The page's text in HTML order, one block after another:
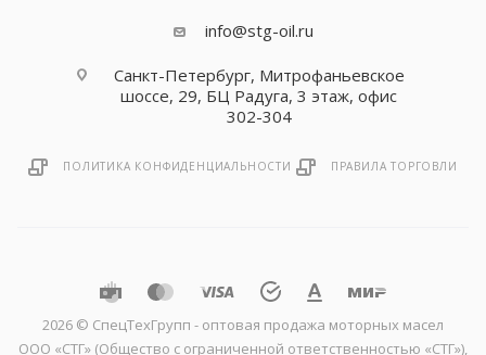
info@stg-oil.ru
Санкт-Петербург, Митрофаньевское
шоссе, 29, БЦ Радуга, 3 этаж, офис
302-304
ПОЛИТИКА КОНФИДЕНЦИАЛЬНОСТИ ПРАВИЛА ТОРГОВЛИ
2026 © CпецТехГрупп - оптовая продажа моторных масел
ООО «СТГ» (Общество с ограниченной ответственностью «СТГ»),